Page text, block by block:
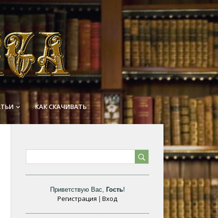
keyboard_arrow_down КАК СКАЧИВАТЬ
Приветствую Вас, Гость!
Регистрация |Вход